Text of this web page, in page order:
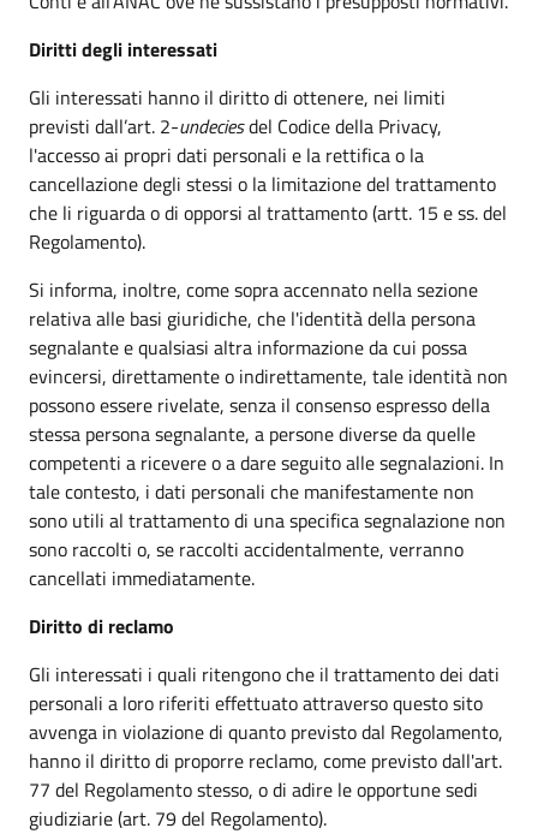
Diritti degli interessati
Gli interessati hanno il diritto di ottenere, nei limiti
previsti dall’art. 2-undeciesdel Codice della Privacy,
l'accesso ai propri dati personali e la rettifica o la
cancellazione degli stessi o la limitazione del trattamento
che li riguarda o di opporsi al trattamento (artt. 15 e ss. del
Regolamento).
Si informa, inoltre, come sopra accennato nella sezione
relativa alle basi giuridiche, che l'identità della persona
segnalante e qualsiasi altra informazione da cui possa
evincersi, direttamente o indirettamente, tale identità non
possono essere rivelate, senza il consenso espresso della
stessa persona segnalante, a persone diverse da quelle
competenti a ricevere o a dare seguito alle segnalazioni. In
tale contesto, i dati personali che manifestamente non
sono utili al trattamento di una specifica segnalazione non
sono raccolti o, se raccolti accidentalmente, verranno
cancellati immediatamente.
Diritto di reclamo
Gli interessati i quali ritengono che il trattamento dei dati
personali a loro riferiti effettuato attraverso questo sito
avvenga in violazione di quanto previsto dal Regolamento,
hanno il diritto di proporre reclamo, come previsto dall'art.
77 del Regolamento stesso, o di adire le opportune sedi
giudiziarie (art. 79 del Regolamento).